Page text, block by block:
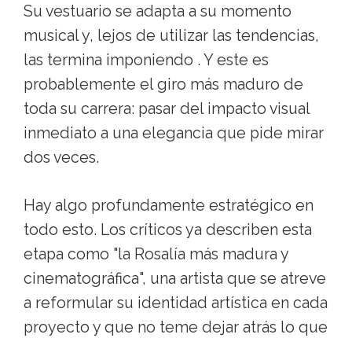
Su vestuario se adapta a su momento
musical y, lejos de utilizar las tendencias,
las termina imponiendo . Y este es
probablemente el giro más maduro de
toda su carrera: pasar del impacto visual
inmediato a una elegancia que pide mirar
dos veces.
Hay algo profundamente estratégico en
todo esto. Los críticos ya describen esta
etapa como "la Rosalía más madura y
cinematográfica", una artista que se atreve
a reformular su identidad artística en cada
proyecto y que no teme dejar atrás lo que